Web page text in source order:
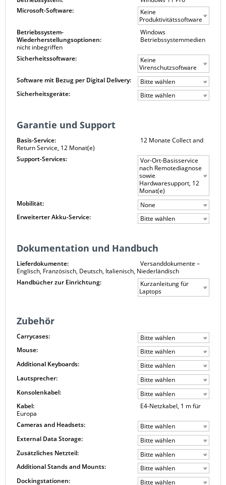
Microsoft-Software:
Keine
Produktivitätssoftware
Betriebssystem-
Wiederherstellungsoptionen:
Windows
Betriebssystemmedien
nicht inbegriffen
Sicherheitssoftware:
Keine
Virenschutzsoftware
Software mit Bezug per Digital Delivery:
Bitte wählen
Sicherheitsgeräte:
Bitte wählen
Garantie und Support
Basis-Service:
12 Monate Collect and
Return Service, 12 Monat(e)
Support-Services:
Vor-Ort-Basisservice
nach Remotediagnose
sowie
Hardwaresupport, 12
Monat(e)
Mobilität:
None
Erweiterter Akku-Service:
Bitte wählen
Dokumentation und Handbuch
Lieferdokumente:
Versanddokumente –
Englisch, Französisch, Deutsch, Italienisch, Niederländisch
Handbücher zur Einrichtung:
Kurzanleitung für
Laptops
Zubehör
Carrycases:
Bitte wählen
Mouse:
Bitte wählen
Additional Keyboards:
Bitte wählen
Lautsprecher:
Bitte wählen
Konsolenkabel:
Bitte wählen
Kabel:
E4-Netzkabel, 1 m für
Europa
Cameras and Headsets:
Bitte wählen
External Data Storage:
Bitte wählen
Zusätzliches Netzteil:
Bitte wählen
Additional Stands and Mounts:
Bitte wählen
Dockingstationen:
Bitte wählen